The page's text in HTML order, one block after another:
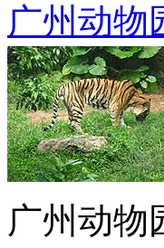
广州动物
广州动物